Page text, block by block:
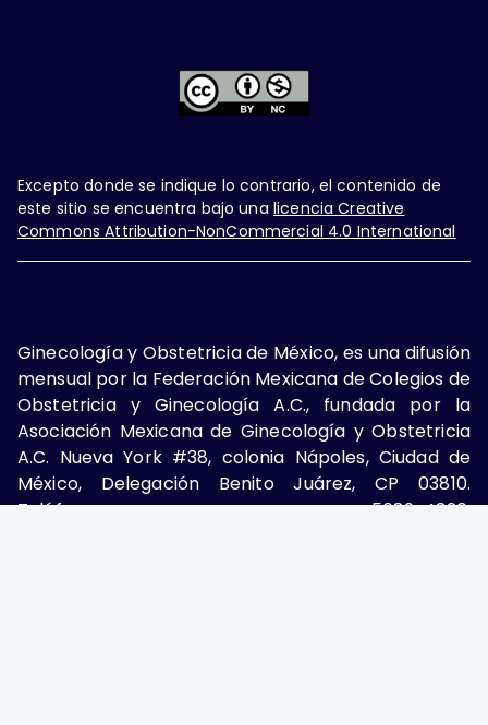
Excepto donde se indique lo contrario, el contenido de
este sitio se encuentra bajo una licencia Creative
Commons Attribution-NonCommercial 4.0 International
Ginecología y Obstetricia de México, es una difusión
mensual por la Federación Mexicana de Colegios de
Obstetricia y Ginecología A.C., fundada por la
Asociación Mexicana de Ginecología y Obstetricia
A.C. Nueva York #38, colonia Nápoles, Ciudad de
México, Delegación Benito Juárez, CP 03810.
Teléfono: 5689-4320,